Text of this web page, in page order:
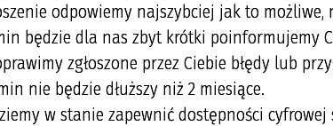
odpowiemy najszybciej jak to
będzie dla nas zbyt krótki poinformujemy
zgłoszone przez Ciebie błędy lub
nie będzie dłuższy niż 2 miesiące.
w stanie zapewnić dostępności